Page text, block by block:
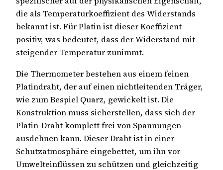
die als Temperaturkoeffizient des Widerstands
bekannt ist. Für Platin ist dieser Koeffizient
positiv, was bedeutet, dass der Widerstand mit
steigender Temperatur zunimmt.
Die Thermometer bestehen aus einem feinen
Platindraht, der auf einen nichtleitenden Träger,
wie zum Bespiel Quarz, gewickelt ist. Die
Konstruktion muss sicherstellen, dass sich der
Platin-Draht komplett frei von Spannungen
ausdehnen kann. Dieser Draht ist in einer
Schutzatmosphäre eingebettet, um ihn vor
Umwelteinflüssen zu schützen und gleichzeitig